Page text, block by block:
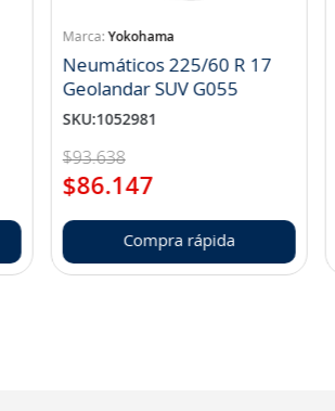
Yokohama
Neumáticos 225/60 R 17
Geolandar SUV G055
SKU:1052981
$93.638
$86.147
Compra rápida